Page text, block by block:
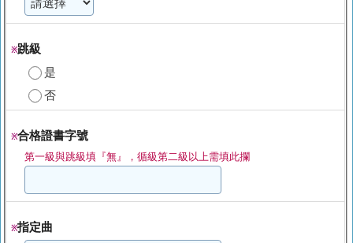
※跳級
是
否
※合格證書字號
第一級與跳級填『無』，循級第二級以上需填此攔
※指定曲